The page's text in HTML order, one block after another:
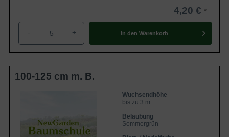
4,20 €
- + In den Warenkorb
100-125 cm m. B.
Wuchsendhöhe
bis zu 3 m
Belaubung
Sommergrün